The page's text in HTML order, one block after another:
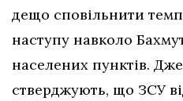
дещо сповільнити
наступу навколо
населених пунктів.
стверджують, що ЗСУ